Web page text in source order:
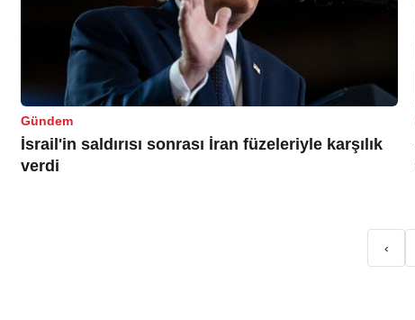
Gündem
İsrail'in saldırısı sonrası İran füzeleriyle karşılık
verdi
‹